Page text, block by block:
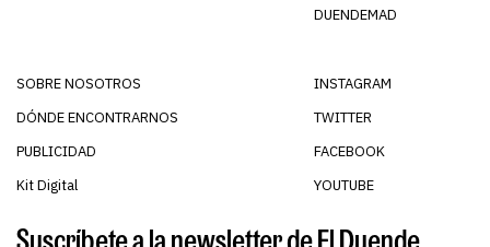
DUENDEMAD
SOBRE NOSOTROS
DÓNDE ENCONTRARNOS
PUBLICIDAD
Kit Digital
INSTAGRAM
TWITTER
FACEBOOK
YOUTUBE
Suscríbete a la newsletter de El Duende